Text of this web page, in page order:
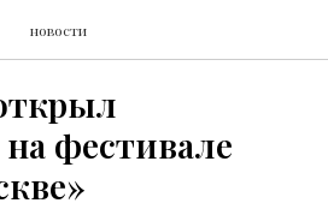
новости
фестивале